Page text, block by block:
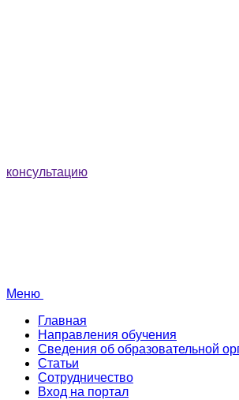
консультацию
Меню
Главная
Направления обучения
Сведения об образовательной
Статьи
Сотрудничество
Вход на портал